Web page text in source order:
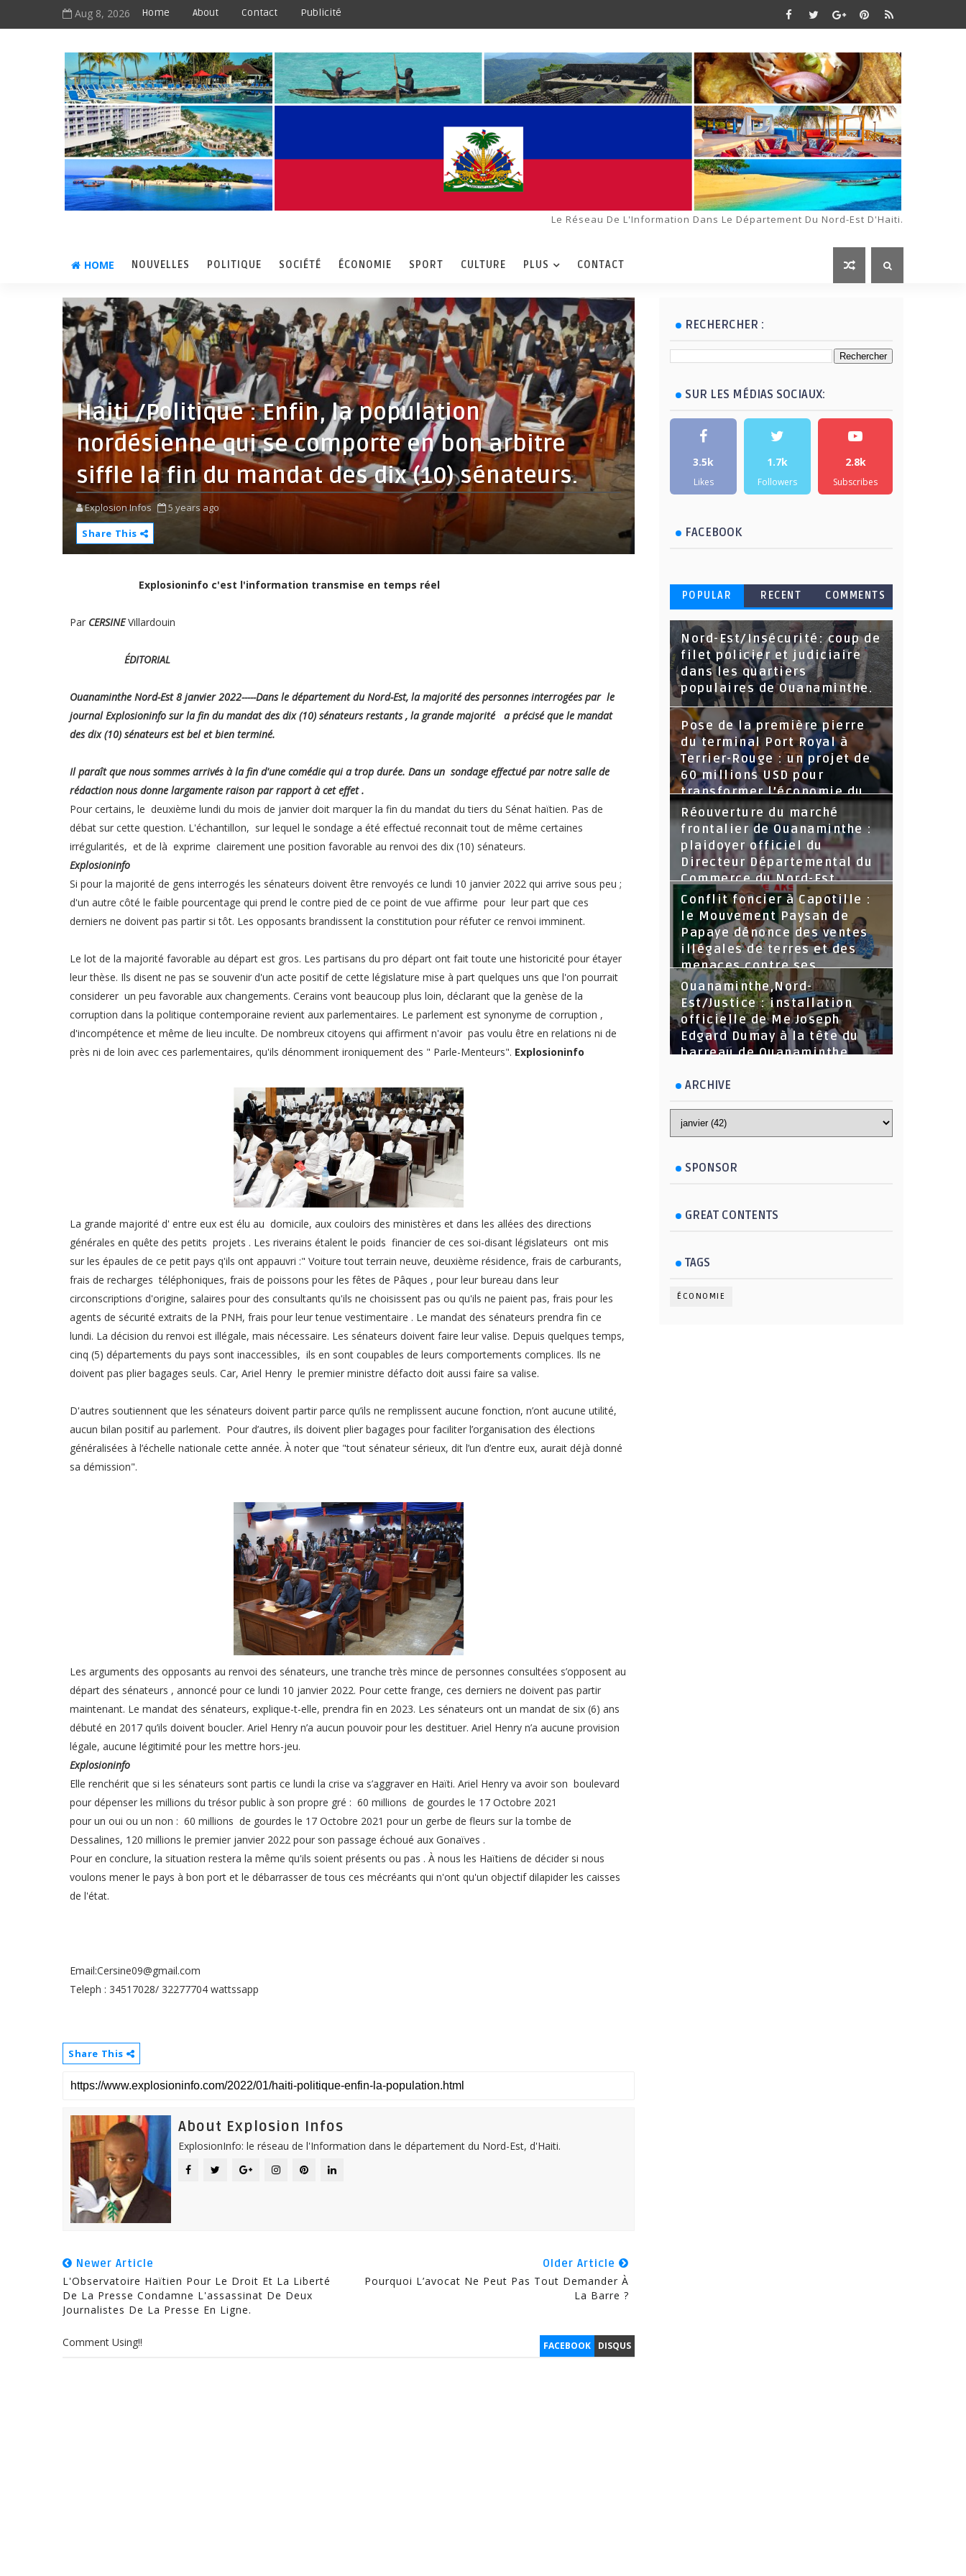
Aug 8, 2026 Home About Contact Publicité
Le Réseau De L'Information Dans Le Département Du Nord-Est D'Haiti.
HOME NOUVELLES POLITIQUE SOCIÉTÉ ÉCONOMIE SPORT CULTURE PLUS CONTACT
Haiti /Politique : Enfin, la population
nordésienne qui se comporte en bon arbitre
siffle la fin du mandat des dix (10) sénateurs.
Explosion Infos
5 years ago
Share This
Explosioninfo c'est l'information transmise en temps réel
Par CERSINEVillardouin
ÉDITORIAL
Ouanaminthe Nord-Est 8 janvier 2022-----Dans le département du Nord-Est, la majorité des personnes interrogées par le
journal Explosioninfo sur la fin du mandat des dix (10) sénateurs restants , la grande majorité a précisé que le mandat
des dix (10) sénateurs est bel et bien terminé.
Il paraît que nous sommes arrivés à la fin d'une comédie qui a trop durée. Dans un sondage effectué par notre salle de
rédaction nous donne largamente raison par rapport à cet effet .
Pour certains, le deuxième lundi du mois de janvier doit marquer la fin du mandat du tiers du Sénat haïtien. Pas de
débat sur cette question. L'échantillon, sur lequel le sondage a été effectué reconnait tout de même certaines
irrégularités, et de là exprime clairement une position favorable au renvoi des dix (10) sénateurs.
Explosioninfo
Si pour la majorité de gens interrogés les sénateurs doivent être renvoyés ce lundi 10 janvier 2022 qui arrive sous peu ;
d'un autre côté le faible pourcentage qui prend le contre pied de ce point de vue affirme pour leur part que ces
derniers ne doivent pas partir si tôt. Les opposants brandissent la constitution pour réfuter ce renvoi imminent.
Le lot de la majorité favorable au départ est gros. Les partisans du pro départ ont fait toute une historicité pour étayer
leur thèse. Ils disent ne pas se souvenir d'un acte positif de cette législature mise à part quelques uns que l'on pourrait
considerer un peu favorable aux changements. Cerains vont beaucoup plus loin, déclarant que la genèse de la
corruption dans la politique contemporaine revient aux parlementaires. Le parlement est synonyme de corruption ,
d'incompétence et même de lieu inculte. De nombreux citoyens qui affirment n'avoir pas voulu être en relations ni de
près ni de loin avec ces parlementaires, qu'ils dénomment ironiquement des " Parle-Menteurs". Explosioninfo
La grande majorité d' entre eux est élu au domicile, aux couloirs des ministères et dans les allées des directions
générales en quête des petits projets . Les riverains étalent le poids financier de ces soi-disant législateurs ont mis
sur les épaules de ce petit pays q'ils ont appauvri :" Voiture tout terrain neuve, deuxième résidence, frais de carburants,
frais de recharges téléphoniques, frais de poissons pour les fêtes de Pâques , pour leur bureau dans leur
circonscriptions d'origine, salaires pour des consultants qu'ils ne choisissent pas ou qu'ils ne paient pas, frais pour les
agents de sécurité extraits de la PNH, frais pour leur tenue vestimentaire . Le mandat des sénateurs prendra fin ce
lundi. La décision du renvoi est illégale, mais nécessaire. Les sénateurs doivent faire leur valise. Depuis quelques temps,
cinq (5) départements du pays sont inaccessibles, ils en sont coupables de leurs comportements complices. Ils ne
doivent pas plier bagages seuls. Car, Ariel Henry le premier ministre défacto doit aussi faire sa valise.
D'autres soutiennent que les sénateurs doivent partir parce qu’ils ne remplissent aucune fonction, n’ont aucune utilité,
aucun bilan positif au parlement. Pour d’autres, ils doivent plier bagages pour faciliter l’organisation des élections
généralisées à l’échelle nationale cette année. À noter que "tout sénateur sérieux, dit l’un d’entre eux, aurait déjà donné
sa démission".
Les arguments des opposants au renvoi des sénateurs, une tranche très mince de personnes consultées s’opposent au
départ des sénateurs , annoncé pour ce lundi 10 janvier 2022. Pour cette frange, ces derniers ne doivent pas partir
maintenant. Le mandat des sénateurs, explique-t-elle, prendra fin en 2023. Les sénateurs ont un mandat de six (6) ans
débuté en 2017 qu’ils doivent boucler. Ariel Henry n’a aucun pouvoir pour les destituer. Ariel Henry n’a aucune provision
légale, aucune légitimité pour les mettre hors-jeu.
Explosioninfo
Elle renchérit que si les sénateurs sont partis ce lundi la crise va s’aggraver en Haïti. Ariel Henry va avoir son boulevard
pour dépenser les millions du trésor public à son propre gré : 60 millions de gourdes le 17 Octobre 2021
pour un oui ou un non : 60 millions de gourdes le 17 Octobre 2021 pour un gerbe de fleurs sur la tombe de
Dessalines, 120 millions le premier janvier 2022 pour son passage échoué aux Gonaïves .
Pour en conclure, la situation restera la même qu'ils soient présents ou pas . À nous les Haïtiens de décider si nous
voulons mener le pays à bon port et le débarrasser de tous ces mécréants qui n'ont qu'un objectif dilapider les caisses
de l'état.
Email:Cersine09@gmail.com
Teleph : 34517028/ 32277704 wattssapp
Share This
About Explosion Infos
ExplosionInfo: le réseau de l'Information dans le département du Nord-Est, d'Haiti.
Newer Article
L'Observatoire Haïtien Pour Le Droit Et La Liberté
De La Presse Condamne L'assassinat De Deux
Journalistes De La Presse En Ligne.
Older Article
Pourquoi L’avocat Ne Peut Pas Tout Demander À
La Barre ?
FACEBOOK DISQUS
Comment Using!!
RECHERCHER :
SUR LES MÉDIAS SOCIAUX:
3.5k
Likes
1.7k
Followers
2.8k
Subscribes
FACEBOOK
POPULAR RECENT COMMENTS
Nord-Est/Insécurité: coup de
filet policier et judiciaire
dans les quartiers
populaires de Ouanaminthe.
Pose de la première pierre
du terminal Port Royal à
Terrier-Rouge : un projet de
60 millions USD pour
transformer l’économie du
Nord-Est
Réouverture du marché
frontalier de Ouanaminthe :
plaidoyer officiel du
Directeur Départemental du
Commerce du Nord-Est.
Conflit foncier à Capotille :
le Mouvement Paysan de
Papaye dénonce des ventes
illégales de terres et des
menaces contre ses
dirigeants
Ouanaminthe,Nord-
Est/Justice : installation
officielle de Me Joseph
Edgard Dumay à la tête du
barreau de Ouanaminthe.
ARCHIVE
SPONSOR
GREAT CONTENTS
TAGS
ÉCONOMIE